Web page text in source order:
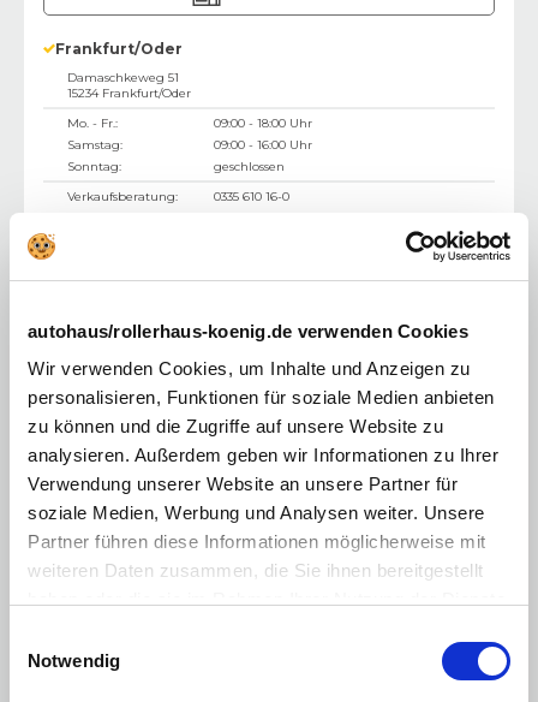
autohaus/rollerhaus-koenig.de verwenden Cookies
Wir verwenden Cookies, um Inhalte und Anzeigen zu
personalisieren, Funktionen für soziale Medien anbieten
zu können und die Zugriffe auf unsere Website zu
analysieren. Außerdem geben wir Informationen zu Ihrer
Verwendung unserer Website an unsere Partner für
soziale Medien, Werbung und Analysen weiter. Unsere
Partner führen diese Informationen möglicherweise mit
weiteren Daten zusammen, die Sie ihnen bereitgestellt
Cookies, wenn Sie unsere Webseite weiterhin nutzen.
Notwendig
Frankfurt/Oder
Damaschkeweg 51
15234 Frankfurt/Oder
Mo. - Fr.:
09:00 - 18:00 Uhr
Samstag:
09:00 - 16:00 Uhr
Sonntag:
geschlossen
Verkaufsberatung:
0335 610 16-0
Frankfurt/Oder
Fürstenwalde
Samstag: